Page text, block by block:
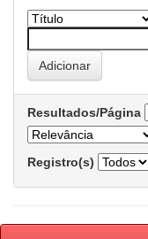
Resultados/Página
Registro(s)